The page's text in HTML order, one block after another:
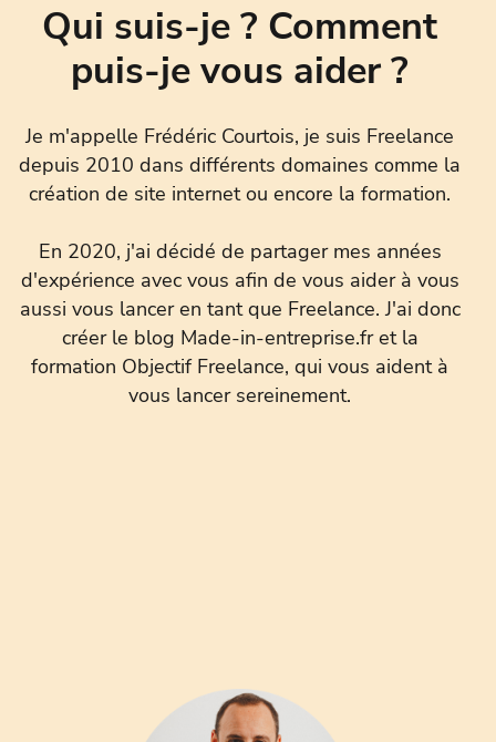
Qui suis-je ? Comment
puis-je vous aider ?
Je m'appelle Frédéric Courtois, je suis Freelance
depuis 2010 dans différents domaines comme la
création de site internet ou encore la formation.
En 2020, j'ai décidé de partager mes années
d'expérience avec vous afin de vous aider à vous
aussi vous lancer en tant que Freelance. J'ai donc
créer le blog Made-in-entreprise.fr et la
formation Objectif Freelance, qui vous aident à
vous lancer sereinement.